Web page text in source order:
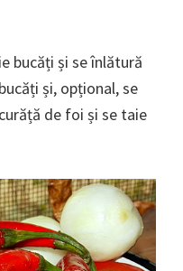
bucăți și se înlătură
și, opțional, se
de foi și se taie